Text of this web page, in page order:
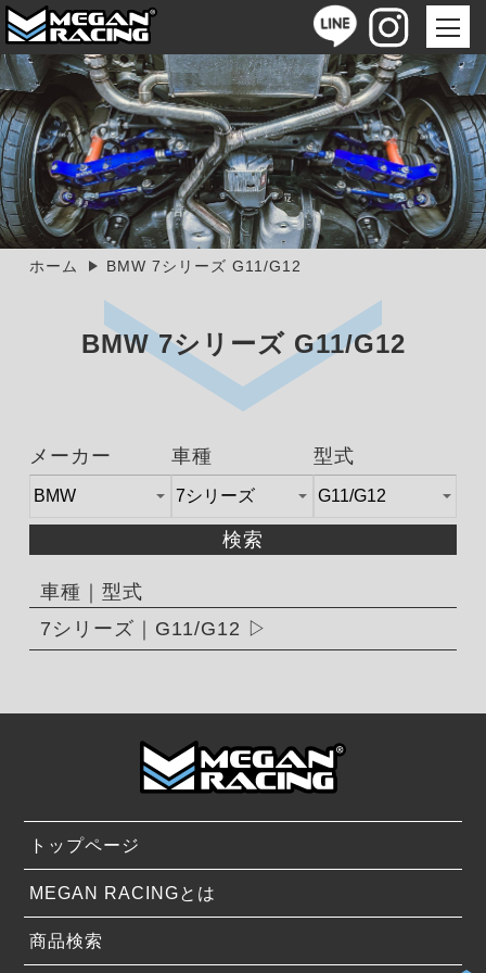
ホーム BMW 7シリーズ G11/G12
BMW 7シリーズ G11/G12
メーカー 車種 型式
検索
車種｜型式
7シリーズ｜G11/G12
トップページ
MEGAN RACINGとは
商品検索